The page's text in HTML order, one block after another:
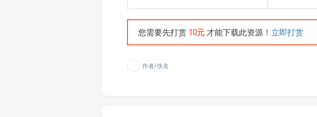
您需要先打赏 10元 才能下载此资源！ 立即打赏
作者/佚名